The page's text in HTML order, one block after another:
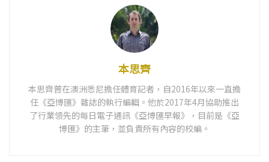
本思齊
本思齊曾在澳洲悉尼擔任體育記者，自2016年以來一直擔
任《亞博匯》雜誌的執行編輯。他於2017年4月協助推出
了行業領先的每日電子通訊《亞博匯早報》，目前是《亞
博匯》的主筆，並負責所有內容的校編。